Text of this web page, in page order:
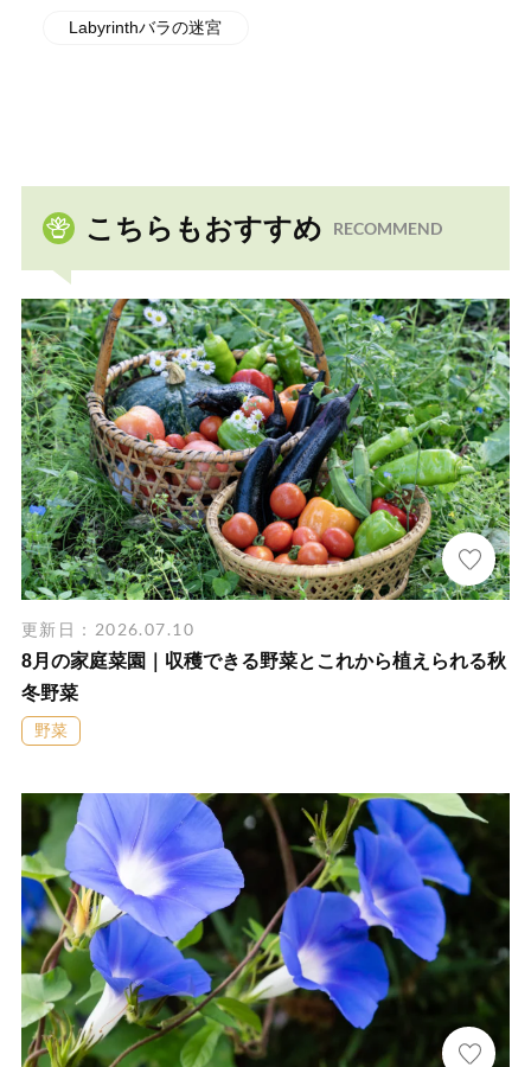
Labyrinthバラの迷宮
こちらもおすすめ RECOMMEND
更新日：2026.07.10
8月の家庭菜園｜収穫できる野菜とこれから植えられる秋
冬野菜
野菜